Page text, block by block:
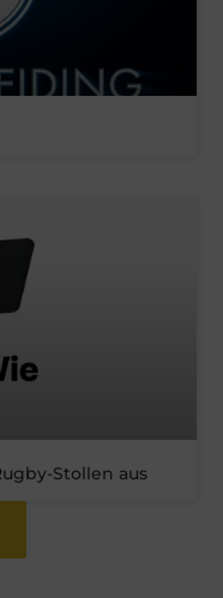
Stollen aus